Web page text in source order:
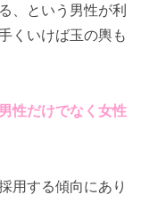
、という男性が利
くいけば玉の輿も
男性だけでなく女性
用する傾向にあり